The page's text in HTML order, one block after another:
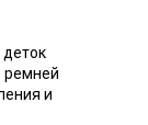
ремней
и